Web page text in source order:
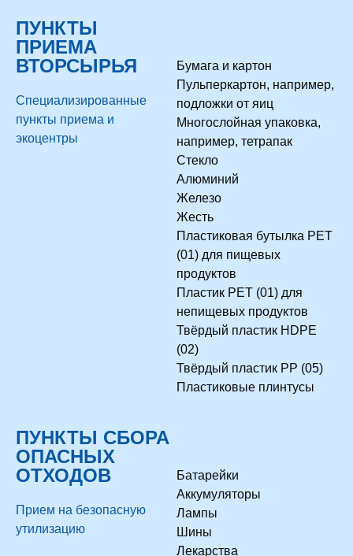
ПУНКТЫ
ПРИЕМА
ВТОРСЫРЬЯ
Специализированные
пункты приема и
экоцентры
Бумага и картон
Пульперкартон, например,
подложки от яиц
Многослойная упаковка,
например, тетрапак
Стекло
Алюминий
Железо
Жесть
Пластиковая бутылка PET
(01) для пищевых
продуктов
Пластик PET (01) для
непищевых продуктов
Твёрдый пластик HDPE
(02)
Твёрдый пластик PP (05)
Пластиковые плинтусы
ПУНКТЫ СБОРА
ОПАСНЫХ
ОТХОДОВ
Прием на безопасную
утилизацию
Батарейки
Аккумуляторы
Лампы
Шины
Лекарства